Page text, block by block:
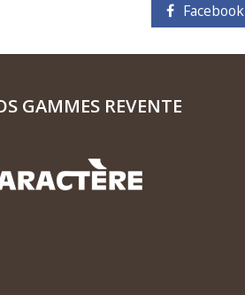
Facebook
GAMMES REVENTE